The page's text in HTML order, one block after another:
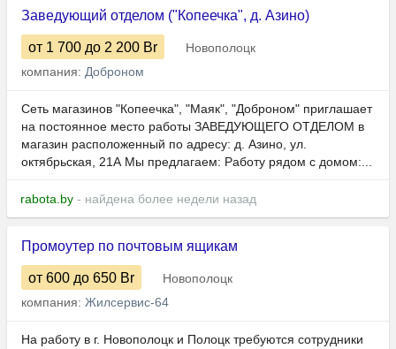
Заведующий отделом ("Копеечка", д. Азино)
от 1 700 до 2 200 Br
Новополоцк
компания: Доброном
Сеть магазинов "Копеечка", "Маяк", "Доброном" приглашает
на постоянное место работы ЗАВЕДУЮЩЕГО ОТДЕЛОМ в
магазин расположенный по адресу: д. Азино, ул.
октябрьская, 21А Мы предлагаем: Работу рядом с домом:...
rabota.by - найдена более недели назад
Промоутер по почтовым ящикам
от 600 до 650 Br
Новополоцк
компания: Жилсервис-64
На работу в г. Новополоцк и Полоцк требуются сотрудники